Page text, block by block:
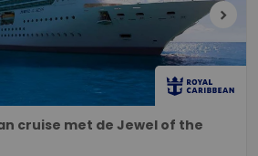
chevron_right
cruise met de Jewel of the